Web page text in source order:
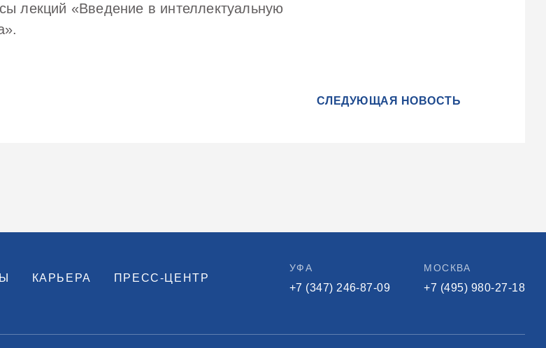
лекций «Введение в интеллектуальную
СЛЕДУЮЩАЯ НОВОСТЬ
КАРЬЕРА ПРЕСС-ЦЕНТР
УФА
+7 (347) 246-87-09
МОСКВА
+7 (495) 980-27-18